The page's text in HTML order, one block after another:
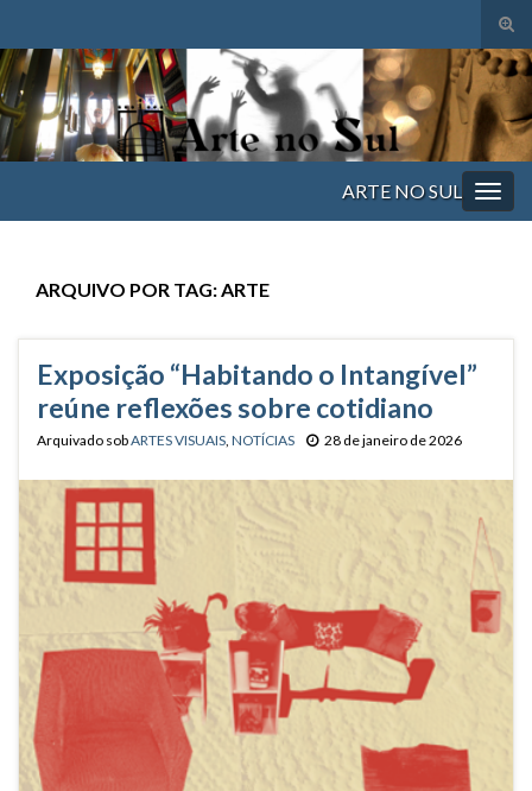
de
Search for:
ARTE NO SUL
ARQUIVO POR TAG:ARTE
Exposição “Habitando o Intangível”
reúne reflexões sobre cotidiano
Arquivado sobARTES VISUAIS NOTÍCIAS 28 de janeiro de 2026